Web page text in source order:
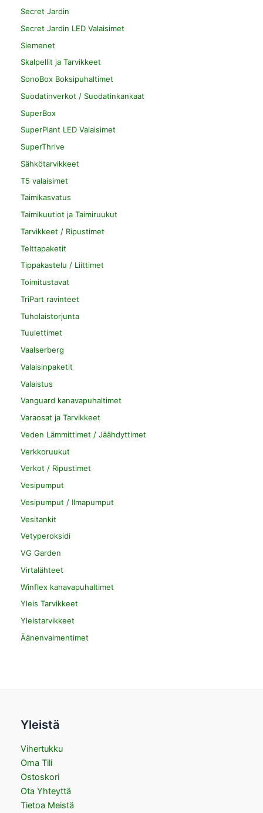
Secret Jardin
Secret Jardin LED Valaisimet
Siemenet
Skalpellit ja Tarvikkeet
SonoBox Boksipuhaltimet
Suodatinverkot / Suodatinkankaat
SuperBox
SuperPlant LED Valaisimet
SuperThrive
Sähkötarvikkeet
T5 valaisimet
Taimikasvatus
Taimikuutiot ja Taimiruukut
Tarvikkeet / Ripustimet
Telttapaketit
Tippakastelu / Liittimet
Toimitustavat
TriPart ravinteet
Tuholaistorjunta
Tuulettimet
Vaalserberg
Valaisinpaketit
Valaistus
Vanguard kanavapuhaltimet
Varaosat ja Tarvikkeet
Veden Lämmittimet / Jäähdyttimet
Verkkoruukut
Verkot / Ripustimet
Vesipumput
Vesipumput / Ilmapumput
Vesitankit
Vetyperoksidi
VG Garden
Virtalähteet
Winflex kanavapuhaltimet
Yleis Tarvikkeet
Yleistarvikkeet
Äänenvaimentimet
Yleistä
Vihertukku
Oma Tili
Ostoskori
Ota Yhteyttä
Tietoa Meistä